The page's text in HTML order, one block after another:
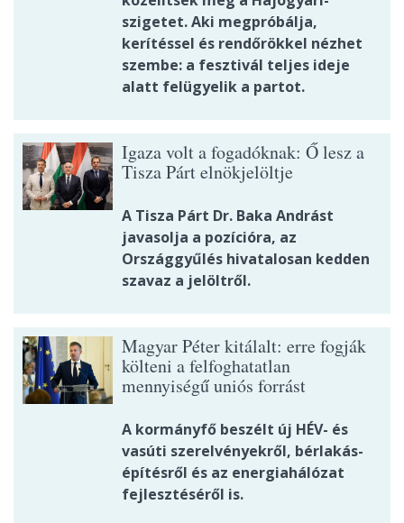
szigetet. Aki megpróbálja,
kerítéssel és rendőrökkel nézhet
szembe: a fesztivál teljes ideje
alatt felügyelik a partot.
Igaza volt a fogadóknak: Ő lesz a
Tisza Párt elnökjelöltje
A Tisza Párt Dr. Baka Andrást
javasolja a pozícióra, az
Országgyűlés hivatalosan kedden
szavaz a jelöltről.
Magyar Péter kitálalt: erre fogják
költeni a felfoghatatlan
mennyiségű uniós forrást
A kormányfő beszélt új HÉV- és
vasúti szerelvényekről, bérlakás-
építésről és az energiahálózat
fejlesztéséről is.